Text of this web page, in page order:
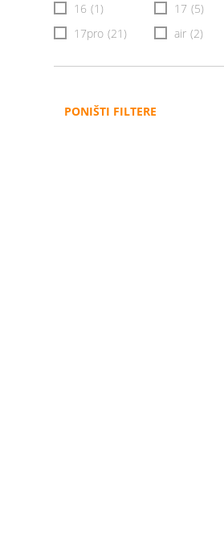
16 (1) 17 (5)
17pro (21) air (2)
PONIŠTI FILTERE